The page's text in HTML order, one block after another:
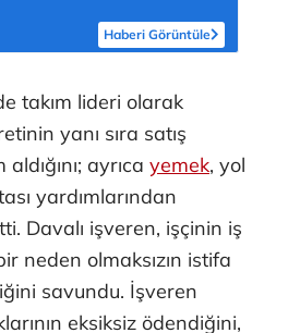
Haberi Görüntüle
takım lideri olarak
yanı sıra satış
ayrıca yemek, yol
yardımlarından
Davalı işveren, işçinin iş
neden olmaksızın istifa
savundu. İşveren
eksiksiz ödendiğini,